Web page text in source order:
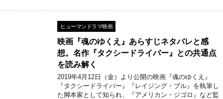
ヒューマンドラマ映画
映画『魂のゆくえ』あらすじネタバレと感
想。名作『タクシードライバー』との共通点
を読み解く
2019年4月12日（金）より公開の映画『魂のゆくえ』
『タクシードライバー』『レイジング・ブル』を執筆し
た脚本家として知られ、『アメリカン・ジゴロ』など監